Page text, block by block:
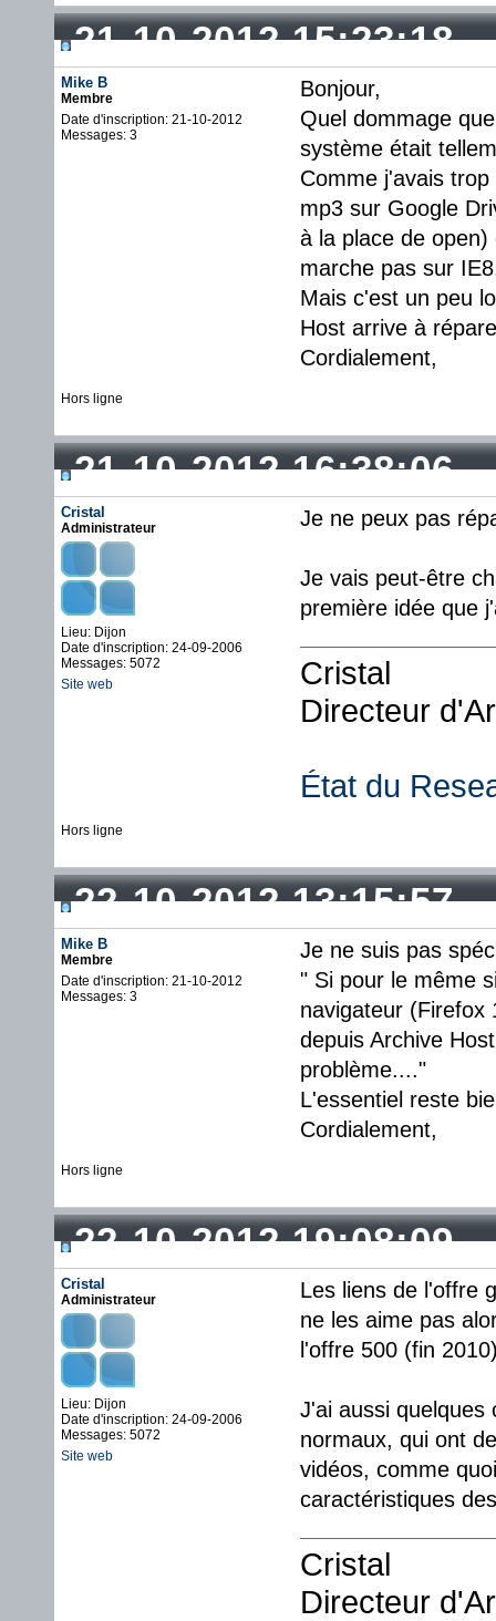
21-10-2012 15:23:18
Mike B
Membre
Date d'inscription: 21-10-2012
Messages: 3
Bonjour,
Quel dommage
système était
Comme j'avais
mp3 sur Google
à la place de
marche pas sur
Mais c'est un peu
Host arrive à
Cordialement,
Hors ligne
21-10-2012 16:38:06
Cristal
Administrateur
Lieu: Dijon
Date d'inscription: 24-09-2006
Messages: 5072
Site web
Je ne peux pas
Je vais peut-être
première idée que
Cristal
Directeur
État du
Hors ligne
22-10-2012 13:15:57
Mike B
Membre
Date d'inscription: 21-10-2012
Messages: 3
Je ne suis pas
" Si pour le même
navigateur (Firefox
depuis Archive
problème...."
L'essentiel reste
Cordialement,
Hors ligne
22-10-2012 19:08:09
Cristal
Administrateur
Lieu: Dijon
Date d'inscription: 24-09-2006
Messages: 5072
Site web
Les liens de l'offre
ne les aime pas
l'offre 500 (fin
J'ai aussi quelques
normaux, qui ont
vidéos, comme
caractéristiques
Cristal
Directeur